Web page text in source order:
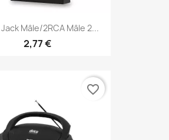
Mâle/2RCA Mâle 2...
2,77 €
favorite_border